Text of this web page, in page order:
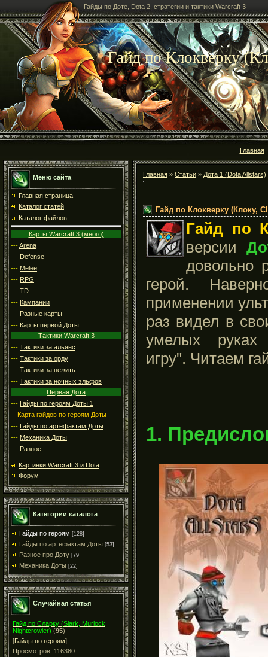
Гайды по Доте, Dota 2, стратегии и тактики Warcraft 3
Гайд по Клокверку
Главная
Меню сайта
Главная страница
Каталог статей
Каталог файлов
Карты Warcraft 3 (много)
---Arena
--- Defense
--- Melee
--- RPG
--- TD
--- Кампании
--- Разные карты
--- Карты первой Доты
Тактики Warcraft 3
--- Тактики за альянс
--- Тактики за орду
--- Тактики за нежить
--- Тактики за ночных эльфов
Первая Дота
--- Гайды по героям Доты 1
-- Карта гайдов по героям Доты
--- Гайды по артефактам Доты
--- Механика Доты
--- Разное
Картинки Warcraft 3 и Dota
Форум
Категории каталога
Гайды по героям [128]
Гайды по артефактам Доты [53]
Разное про Доту [79]
Механика Доты [22]
Случайная статья
Гайд по Сларку (Slark, Murlock
Nightcrowler) (95)
[Гайды по героям]
Просмотров: 116380
Главная » Статьи » Дота 1 (Dota Allstars)
Гайд по Клокверку (Клоку,
Гайд по
версии
довольно
герой.
применении
раз видел в
умелых руках
игру". Читаем
1.